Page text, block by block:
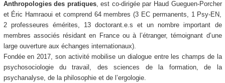
Anthropologies des pratiques, est co-dirigée par Haud Gueguen-Porcher
et Éric Hamraoui et comprend 64 membres (3 EC permanents, 1 Psy-EN,
2 professeures émérites, 13 doctorant.e.s et un nombre important de
membres associés résidant en France ou à l’étranger, témoignant d’une
large ouverture aux échanges internationaux).
Fondée en 2017, son activité mobilise un dialogue entre les champs de la
psychosociologie du travail, des sciences de la formation, de la
psychanalyse, de la philosophie et de l’ergologie.